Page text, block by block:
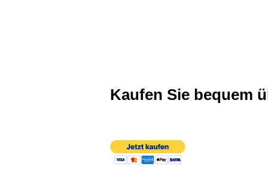
Kaufen Sie bequem